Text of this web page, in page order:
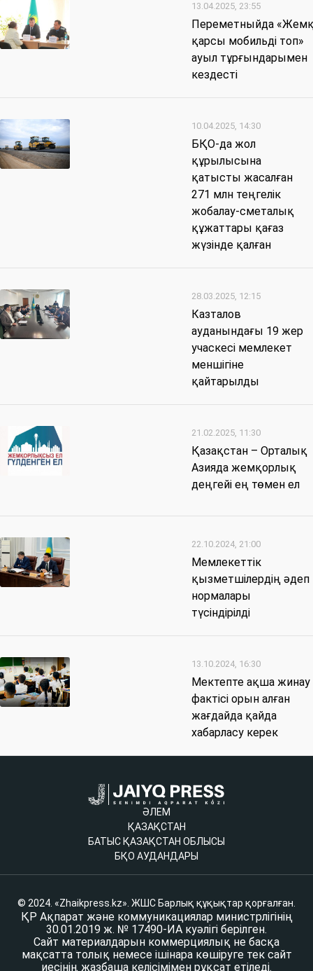
13.04.2025, 23:55
Переметныйда
қарсы мобильді топ»
ауыл тұрғындарымен
кездесті
10.04.2025, 14:30
БҚО-да жол
құрылысына
қатысты жасалған
271 млн теңгелік
жобалау-сметалық
құжаттары қағаз
жүзінде қалған
28.03.2025, 12:15
Казталов
ауданындағы 19 жер
учаскесі мемлекет
меншігіне
қайтарылды
21.02.2025, 11:30
Қазақстан – Орталық
Азияда жемқорлық
деңгейі ең төмен ел
22.10.2024, 21:00
Мемлекеттік
қызметшілердің әдеп
нормалары
түсіндірілді
13.10.2024, 16:30
Мектепте ақша жинау
фактісі орын алған
жағдайда қайда
хабарласу керек
ӘЛЕМ
ҚАЗАҚСТАН
БАТЫС ҚАЗАҚСТАН ОБЛЫСЫ
БҚО АУДАНДАРЫ
© 2024. «Zhaikpress.kz». ЖШС Барлық құқықтар қорғалған.
ҚР Ақпарат және коммуникациялар министрлігінің
30.01.2019 ж. № 17490-ИА куәлігі берілген.
Сайт материалдарын коммерциялық не басқа
мақсатта толық немесе ішінара көшіруге тек сайт
иесінің жазбаша келісімімен рұқсат етіледі.